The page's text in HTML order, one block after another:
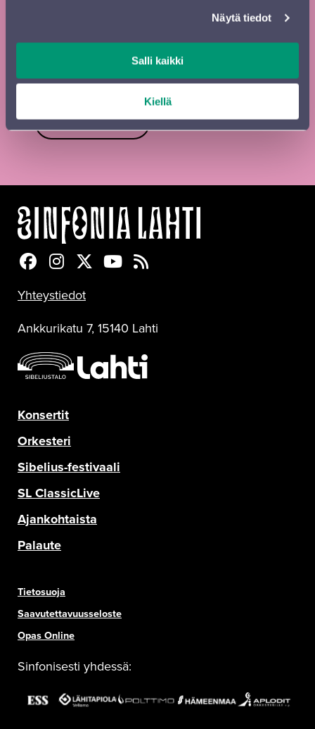
Näytä tiedot
Salli kaikki
Kiellä
Digiesite
esite
Lähetä
Sinfonia Lahti Facebookissa
Sinfonia Lahti Instagramissa
Sinfonia Lahti Twitterissä
Sinfonia Lahti YouTubessa
Sinfonia Lahti RSS-feed
Yhteystiedot
Ankkurikatu 7, 15140 Lahti
Konsertit
Orkesteri
Sibelius-festivaali
SL ClassicLive
Ajankohtaista
Palaute
Tietosuoja
Saavutettavuusseloste
Opas Online
Sinfonisesti yhdessä: